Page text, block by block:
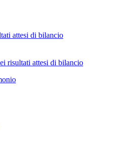
attesi di bilancio
risultati attesi di bilancio